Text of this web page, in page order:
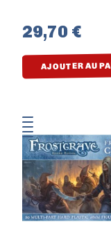
29,70 €
AJOUTER AU